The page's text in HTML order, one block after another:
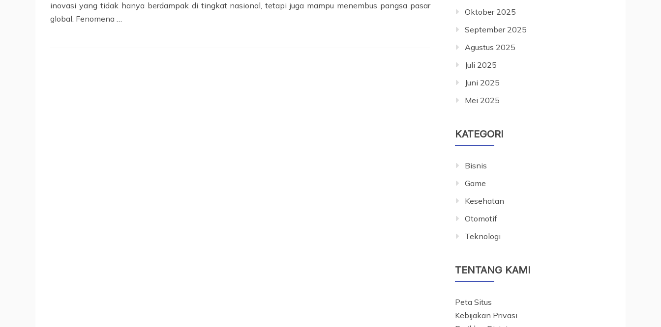
inovasi yang tidak hanya berdampak di tingkat nasional, tetapi juga mampu menembus pangsa pasar
global. Fenomena …
Oktober 2025
September 2025
Agustus 2025
Juli 2025
Juni 2025
Mei 2025
KATEGORI
Bisnis
Game
Kesehatan
Otomotif
Teknologi
TENTANG KAMI
Peta Situs
Kebijakan Privasi